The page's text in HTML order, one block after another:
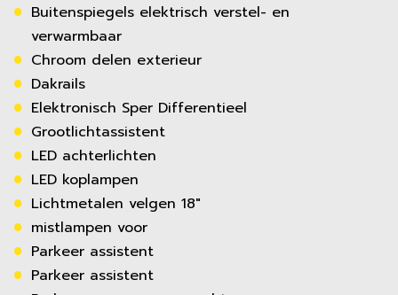
Buitenspiegels elektrisch verstel- en
verwarmbaar
Chroom delen exterieur
Dakrails
Elektronisch Sper Differentieel
Grootlichtassistent
LED achterlichten
LED koplampen
Lichtmetalen velgen 18"
mistlampen voor
Parkeer assistent
Parkeer assistent